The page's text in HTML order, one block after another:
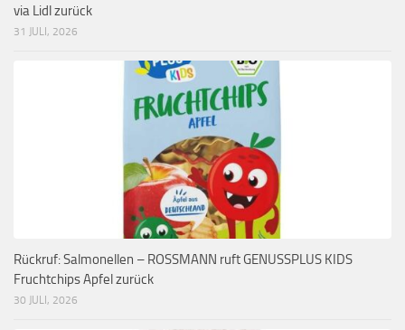
via Lidl zurück
31 JULI, 2026
Rückruf: Salmonellen – ROSSMANN ruft GENUSSPLUS KIDS
Fruchtchips Apfel zurück
30 JULI, 2026